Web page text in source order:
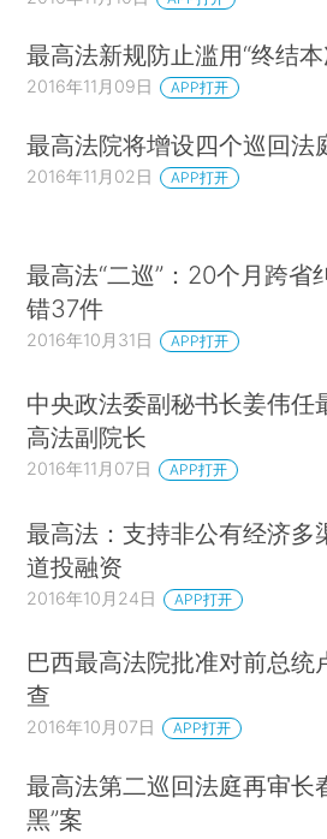
最高法新规防止滥用“终结
2016年11月09日 APP打开
最高法院将增设四个巡回法
2016年11月02日 APP打开
最高法“二巡”：20个月跨省
错37件
2016年10月31日 APP打开
中央政法委副秘书长姜伟任
高法副院长
2016年11月07日 APP打开
最高法：支持非公有经济多
道投融资
2016年10月24日 APP打开
巴西最高法院批准对前总统
查
2016年10月07日 APP打开
最高法第二巡回法庭再审长
黑”案